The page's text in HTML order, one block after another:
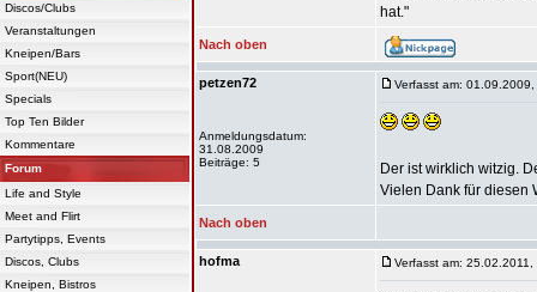
Discos/Clubs
Veranstaltungen
Kneipen/Bars
Sport(NEU)
Specials
Top Ten Bilder
Kommentare
Forum
Life and Style
Meet and Flirt
Partytipps, Events
Discos, Clubs
Kneipen, Bistros
hat."
Nach oben
petzen72
Anmeldungsdatum:
31.08.2009
Beiträge: 5
Verfasst am:
Der ist wirklich witzig.
Vielen Dank für diesen
Nach oben
hofma Verfasst am: 25.02.2011,